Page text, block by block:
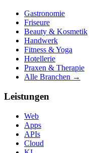
Gastronomie
Friseure
Beauty & Kosmetik
Handwerk
Fitness & Yoga
Hotellerie
Praxen & Therapie
Alle Branchen →
Leistungen
Web
Apps
APIs
Cloud